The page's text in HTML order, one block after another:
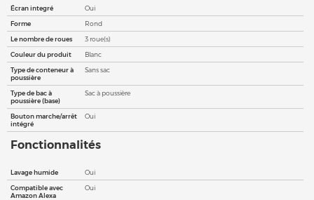
Écran integré
Oui
Forme
Rond
Le nombre de roues
3 roue(s)
Couleur du produit
Blanc
Type de conteneur à
poussière
Sans sac
Type de bac à
poussière (base)
Sac à poussière
Bouton marche/arrêt
intégré
Oui
Fonctionnalités
Lavage humide
Oui
Compatible avec
Amazon Alexa
Oui